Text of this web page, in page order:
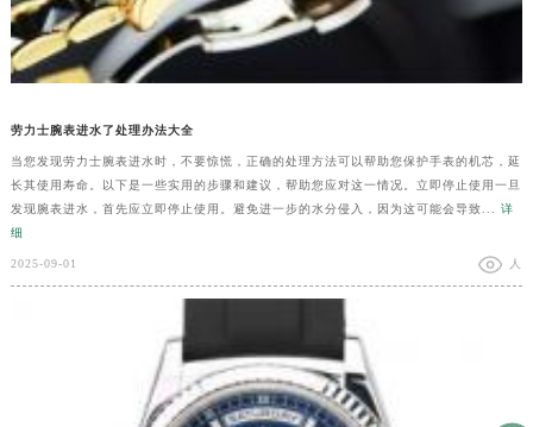
劳力士腕表进水了处理办法大全
当您发现劳力士腕表进水时，不要惊慌，正确的处理方法可以帮助您保护手表的机芯，延
长其使用寿命。以下是一些实用的步骤和建议，帮助您应对这一情况。立即停止使用一旦
发现腕表进水，首先应立即停止使用。避免进一步的水分侵入，因为这可能会导致... 详
细
2025-09-01 人